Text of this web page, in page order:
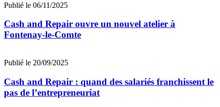
Publié le 06/11/2025
Cash and Repair ouvre un nouvel atelier à
Fontenay-le-Comte
Publié le 20/09/2025
Cash and Repair : quand des salariés franchissent le
pas de l’entrepreneuriat